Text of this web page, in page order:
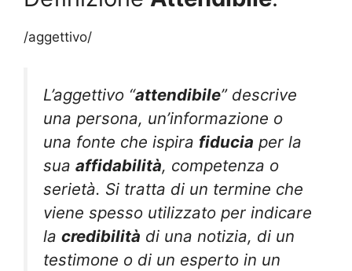
/aggettivo/
L’aggettivo “attendibile” descrive
una persona, un’informazione o
una fonte che ispira fiducia per la
sua affidabilità, competenza o
serietà. Si tratta di un termine che
viene spesso utilizzato per indicare
la credibilità di una notizia, di un
testimone o di un esperto in un